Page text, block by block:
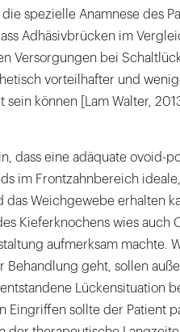
spezielle Anamnese des
Adhäsivbrücken im
Versorgungen bei
vorteilhafter und
können [Lam Walter,
dass eine adäquate ovoid-
im Frontzahnbereich
das Weichgewebe erhalten
Kieferknochens wies auch
aufmerksam machte.
Behandlung geht, sollen
Lückensituation
Eingriffen sollte der Patient